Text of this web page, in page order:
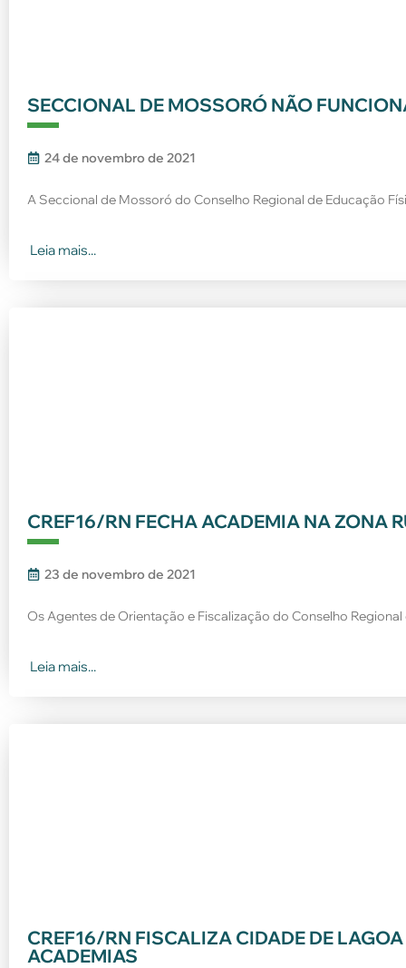
SECCIONAL DE MOSSORÓ NÃO
24 de novembro de 2021
A Seccional de Mossoró do Conselho Regional de Educação
Leia mais...
CREF16/RN FECHA ACADEMIA NA ZONA
23 de novembro de 2021
Os Agentes de Orientação e Fiscalização do Conselho Regional
Leia mais...
CREF16/RN FISCALIZA CIDADE DE
ACADEMIAS